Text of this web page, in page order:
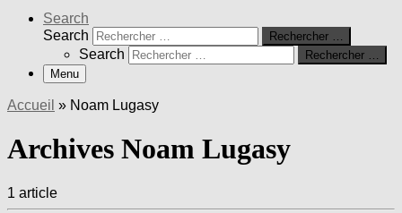
Search
Search
Rechercher …
Search
Rechercher …
Menu
Accueil » Noam Lugasy
Archives Noam Lugasy
1 article